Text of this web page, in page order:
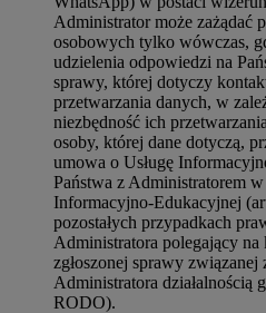
Administrator może zażądać
osobowych tylko wówczas,
udzielenia odpowiedzi na
sprawy, której dotyczy
przetwarzania danych, w
niezbędność ich
osoby, której dane dotyczą,
umowa o Usługę
Państwa z Administratorem
Informacyjno-Edukacyjnej
pozostałych przypadkach
Administratora polegający
zgłoszonej sprawy związanej
Administratora działalnością
RODO).